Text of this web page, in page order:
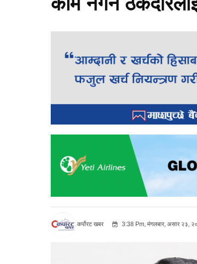
कर्पोरट खबर 3:38 Pm, मंगलबार, असार २३,